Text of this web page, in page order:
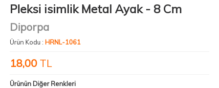
Pleksi isimlik Metal Ayak - 8 Cm
Diporpa
Ürün Kodu : HRNL-1061
18,00 TL
Ürünün Diğer Renkleri